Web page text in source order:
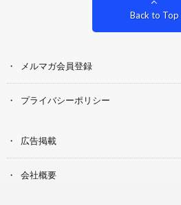
Back to Top
メルマガ会員登録
プライバシーポリシー
広告掲載
会社概要